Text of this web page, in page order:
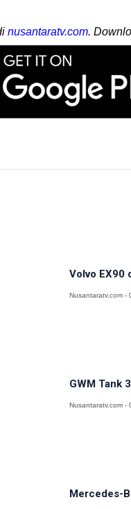
nusantaratv.com.
Volvo EX90
Nusantaratv.com -
GWM Tank
Nusantaratv.com -
Mercedes-